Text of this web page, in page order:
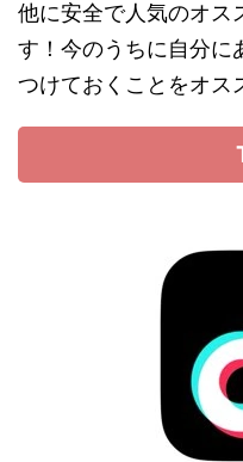
他に安全で人気のオス
す！今のうちに自分に
つけておくことをオス